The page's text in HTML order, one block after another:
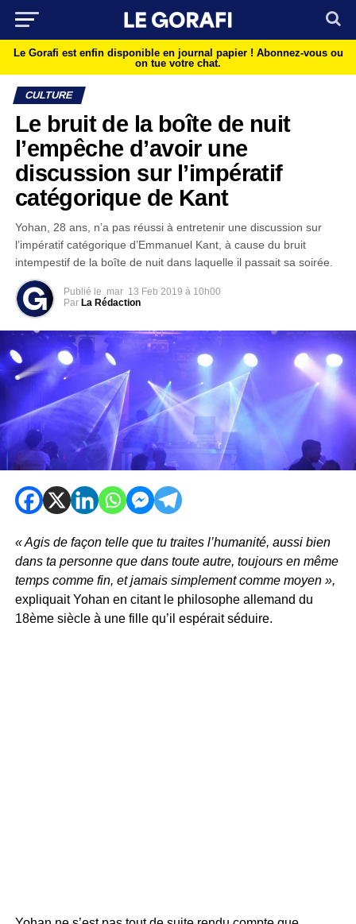
Le Gorafi est enfin disponible en journal papier ! Abonnez-vous ou
on tue votre chat.
CULTURE
Le bruit de la boîte de nuit
l’empêche d’avoir une
discussion sur l’impératif
catégorique de Kant
Yohan, 28 ans, n’a pas réussi à entretenir une discussion sur
l’impératif catégorique d’Emmanuel Kant, à cause du bruit
intempestif de la boîte de nuit dans laquelle il passait sa soirée.
Publié le mar 13 Feb 2019 à 10h00
Par La Rédaction
« Agis de façon telle que tu traites l’humanité, aussi bien
dans ta personne que dans toute autre, toujours en même
temps comme fin, et jamais simplement comme moyen »,
expliquait Yohan en citant le philosophe allemand du
18ème siècle à une fille qu’il espérait séduire.